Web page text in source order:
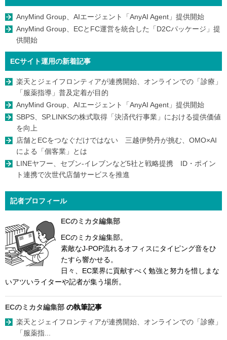
AnyMind Group、AIエージェント「AnyAI Agent」提供開始
AnyMind Group、ECとFC運営を統合した「D2Cパッケージ」提
供開始
ECサイト運用の新着記事
楽天とジェイフロンティアが連携開始、オンラインでの「診療」
「服薬指導」普及定着が目的
AnyMind Group、AIエージェント「AnyAI Agent」提供開始
SBPS、SP.LINKSの株式取得「決済代行事業」における提供価値
を向上
店舗とECをつなぐだけではない 三越伊勢丹が挑む、OMO×AI
による「個客業」とは
LINEヤフー、セブン-イレブンなど5社と戦略提携 ID・ポイン
ト連携で次世代店舗サービスを推進
記者プロフィール
ECのミカタ編集部
ECのミカタ編集部。
素敵なJ-POP流れるオフィスにタイピング音をひ
たすら響かせる。
日々、EC業界に貢献すべく勉強と努力を惜しまな
いアツいライターや記者が集う場所。
ECのミカタ編集部 の執筆記事
楽天とジェイフロンティアが連携開始、オンラインでの「診療」
「服薬指...